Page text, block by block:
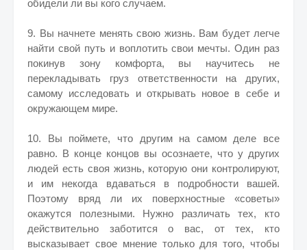
обидели ли вы кого случаем.
9. Вы начнете менять свою жизнь. Вам будет легче
найти свой путь и воплотить свои мечты. Один раз
покинув зону комфорта, вы научитесь не
перекладывать груз ответственности на других,
самому исследовать и открывать новое в себе и
окружающем мире.
10. Вы поймете, что другим на самом деле все
равно. В конце концов вы осознаете, что у других
людей есть своя жизнь, которую они контролируют,
и им некогда вдаваться в подробности вашей.
Поэтому вряд ли их поверхностные «советы»
окажутся полезными. Нужно различать тех, кто
действительно заботится о вас, от тех, кто
высказывает свое мнение только для того, чтобы